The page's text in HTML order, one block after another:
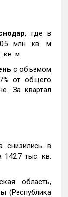
, где в
млн кв. м
кв. м.
с объемом
от общего
За квартал
снизились в
тыс. кв.
область,
(Республика